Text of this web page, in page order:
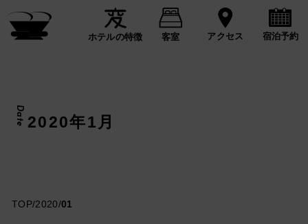
ホテルの特徴 客室 アクセス 宿泊予約
Date 2020年1月
TOP/2020/01